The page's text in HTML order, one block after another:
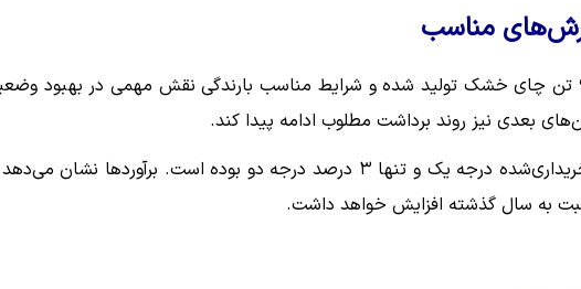
مناسب
به گفته رئیس سازمان چای، تاکنون ۷ هزار و ۹۴۲ تن چای خشک تولید شده و شرایط مناسب بارندگی نقش مهمی در بهبود
بعدی نیز روند برداشت مطلوب ادامه پیدا کند.
جهان‌ساز همچنین اعلام کرد ۹۷ درصد برگ سبز خریداری‌شده درجه یک و تنها ۳ درصد درجه دو بوده است. برآوردها نشان
به سال گذشته افزایش خواهد داشت.